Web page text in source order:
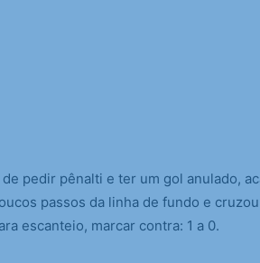
pedir pênalti e ter um gol anulado,
passos da linha de fundo e cruzou
escanteio, marcar contra: 1 a 0.